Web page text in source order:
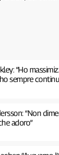
“Ho
sempre
“Non
adoro”